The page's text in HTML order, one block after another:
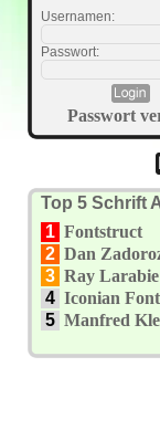
Usernamen:
Passwort:
Passwort
Top 5 Schrift
1 Fontstruct
2 Dan
3 Ray Larabie
4 Iconian
5 Manfred